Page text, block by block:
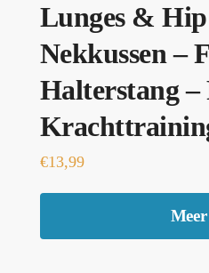
Lunges &
Nekkussen –
Halterstang –
€13,99